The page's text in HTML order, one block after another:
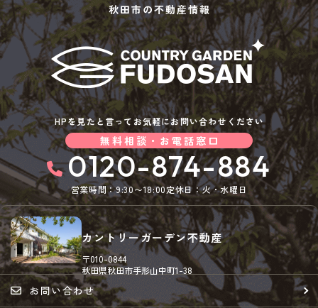
秋田市の不動産情報
HPを見たと言ってお気軽にお問い合わせください
無料相談・お電話窓口
0120-874-884
営業時間：9:30〜18:00定休日：火・水曜日
カントリーガーデン不動産
〒010-0844
秋田県秋田市手形山中町1-38
お問い合わせ